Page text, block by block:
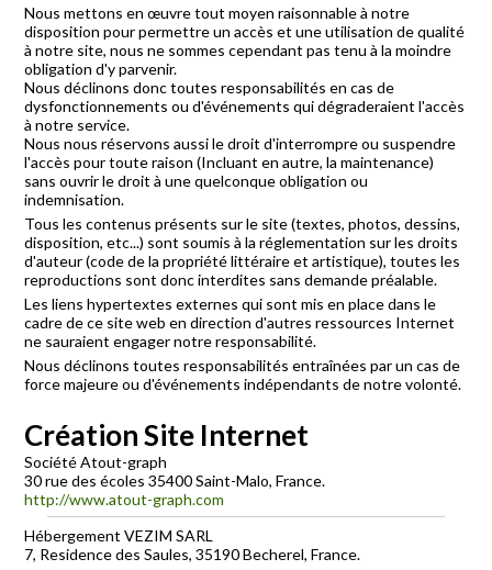
Nous mettons en œuvre tout moyen raisonnable à notre
disposition pour permettre un accès et une utilisation de qualité
à notre site, nous ne sommes cependant pas tenu à la moindre
obligation d'y parvenir.
Nous déclinons donc toutes responsabilités en cas de
dysfonctionnements ou d'événements qui dégraderaient l'accès
à notre service.
Nous nous réservons aussi le droit d'interrompre ou suspendre
l'accès pour toute raison (Incluant en autre, la maintenance)
sans ouvrir le droit à une quelconque obligation ou
indemnisation.
Tous les contenus présents sur le site (textes, photos, dessins,
disposition, etc...) sont soumis à la réglementation sur les droits
d'auteur (code de la propriété littéraire et artistique), toutes les
reproductions sont donc interdites sans demande préalable.
Les liens hypertextes externes qui sont mis en place dans le
cadre de ce site web en direction d'autres ressources Internet
ne sauraient engager notre responsabilité.
Nous déclinons toutes responsabilités entraînées par un cas de
force majeure ou d'événements indépendants de notre volonté.
Création Site Internet
Société Atout-graph
30 rue des écoles 35400 Saint-Malo, France.
http://www.atout-graph.com
Hébergement VEZIM SARL
7, Residence des Saules, 35190 Becherel, France.